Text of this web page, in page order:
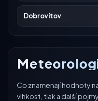
Dobrovítov
Co znamenají hodnoty
vlhkost, tlak a další